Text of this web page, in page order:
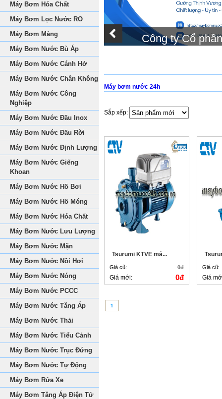
Máy Bơm Hóa Chất
Máy Bơm Lọc Nước RO
Máy Bơm Màng
Máy Bơm Nước Bù Áp
Máy Bơm Nước Cánh Hở
Máy Bơm Nước Chân Không
Máy Bơm Nước Công
Nghiệp
Máy Bơm Nước Đầu Inox
Máy Bơm Nước Đầu Rời
Máy Bơm Nước Định Lượng
Máy Bơm Nước Giếng
Khoan
Máy Bơm Nước Hồ Bơi
Máy Bơm Nước Hố Móng
Máy Bơm Nước Hóa Chất
Máy Bơm Nước Lưu Lượng
Máy Bơm Nước Mặn
Máy Bơm Nước Nồi Hơi
Máy Bơm Nước Nóng
Máy Bơm Nước PCCC
Máy Bơm Nước Tăng Áp
Máy Bơm Nước Thải
Máy Bơm Nước Tiểu Cảnh
Máy Bơm Nước Trục Đứng
Máy Bơm Nước Tự Động
Máy Bơm Rửa Xe
Máy Bơm Tăng Áp Điện Tử
Công ty Cổ
Máy bơm nước 24h
Sắp xếp:
Tsurumi KTVE má...
Giá cũ: 0đ
Giá mới: 0đ
Giá cũ:
Giá
1